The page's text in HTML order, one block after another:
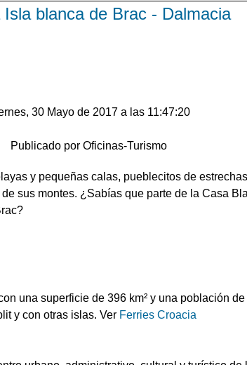
Isla blanca de Brac - Dalmacia
30 Mayo de 2017 a las 11:47:20
Publicado por Oficinas-Turismo
y pequeñas calas, pueblecitos de
sus montes. ¿Sabías que parte de la Casa
una superficie de 396 km² y una población
y con otras islas. Ver Ferries Croacia